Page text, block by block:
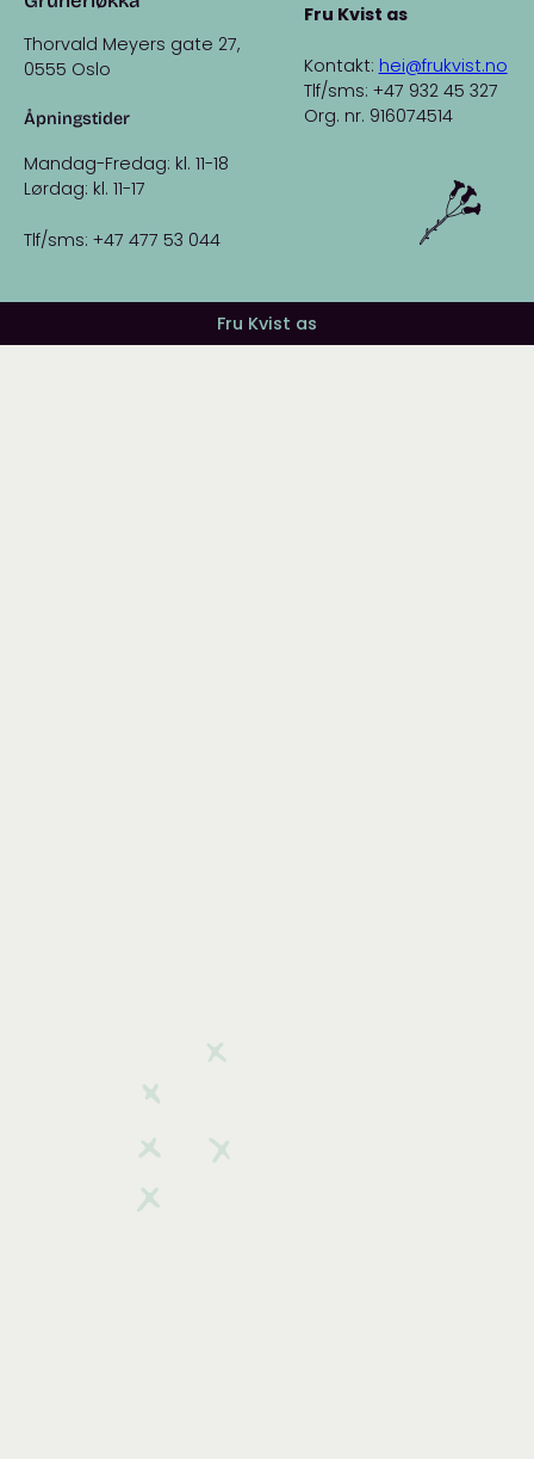
Thorvald Meyers gate 27,
0555 Oslo
Åpningstider
Mandag-Fredag: kl. 11-18
Lørdag: kl. 11-17
Tlf/sms: +47 477 53 044
Fru Kvist as
Kontakt: hei@frukvist.no
Tlf/sms: +47 932 45 327
Org. nr. 916074514
Fru Kvist as